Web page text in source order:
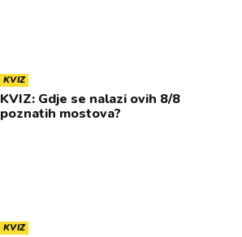
KVIZ
KVIZ: Gdje se nalazi ovih 8/8
poznatih mostova?
KVIZ